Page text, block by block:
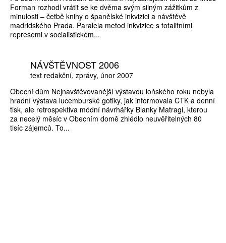
Forman rozhodl vrátit se ke dvěma svým silným zážitkům z
minulosti – četbě knihy o španělské inkvizici a návštěvě
madridského Prada. Paralela metod inkvizice s totalitními
represemi v socialistickém...
NÁVŠTĚVNOST 2006
text redakční zprávy únor 2007
Obecní dům Nejnavštěvovanější výstavou loňského roku nebyla
hradní výstava lucemburské gotiky, jak informovala ČTK a denní
tisk, ale retrospektiva módní návrhářky Blanky Matragi, kterou
za necelý měsíc v Obecním domě zhlédlo neuvěřitelných 80
tisíc zájemců. To...